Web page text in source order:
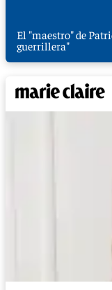
El "maestro" de
guerrillera"